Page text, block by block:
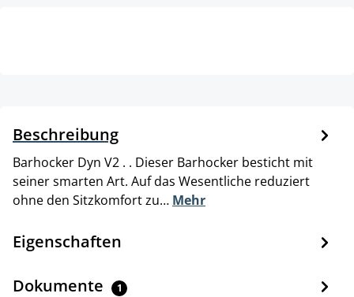
Beschreibung
Barhocker Dyn V2 . . Dieser Barhocker besticht mit
seiner smarten Art. Auf das Wesentliche reduziert
ohne den Sitzkomfort zu… Mehr
Eigenschaften
Dokumente 1